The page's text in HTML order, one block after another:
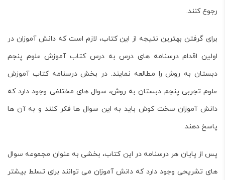
رجوع کنند.
برای گرفتن بهترین نتیجه از این کتاب، لازم است که دانش آموزان در
اولین اقدام درسنامه های درس به درس کتابآموزش علوم پنجم
دبستان به روشرا مطالعه نمایند. در بخش درسنامه کتاب آموزش
علوم تجربی پنجم دبستان به روش، سوال های مختلفی وجود دارد که
دانش آموزان سخت کوش باید به این سوال ها فکر کنند و به آن ها
پاسخ دهند.
پس از پایان هر درسنامه در این کتاب، بخشی به عنوان مجموعه سوال
های تشریحی وجود دارد که دانش آموزان می توانند برای تسلط بیشتر